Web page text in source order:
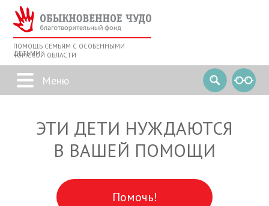
ПОМОЩЬ СЕМЬЯМ С ОСОБЕННЫМИ
ДЕТЬМИ
ТОМСКОЙ ОБЛАСТИ
ЭТИ ДЕТИ НУЖДАЮТСЯ
В ВАШЕЙ ПОМОЩИ
Помочь!